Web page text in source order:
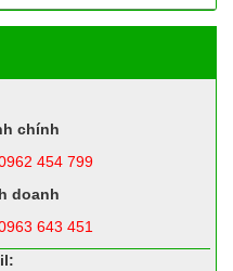
chính
454 799
doanh
643 451